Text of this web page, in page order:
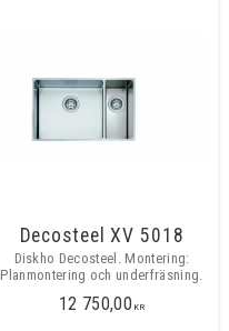
Decosteel XV 5018
Diskho Decosteel. Montering:
Planmontering och underfräsning.
12 750,00 KR